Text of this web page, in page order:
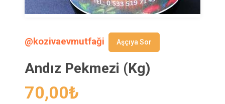
@kozivaevmutfaği Aşçıya Sor
Andız Pekmezi (Kg)
70,00₺